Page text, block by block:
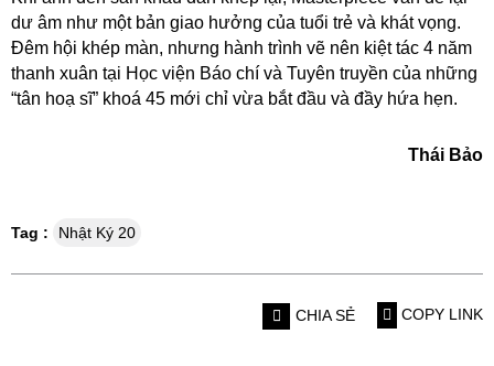
dư âm như một bản giao hưởng của tuổi trẻ và khát vọng.
Đêm hội khép màn, nhưng hành trình vẽ nên kiệt tác 4 năm
thanh xuân tại Học viện Báo chí và Tuyên truyền của những
“tân hoạ sĩ” khoá 45 mới chỉ vừa bắt đầu và đầy hứa hẹn.
Thái Bảo
Tag : Nhật Ký 20
CHIA SẺ COPY LINK